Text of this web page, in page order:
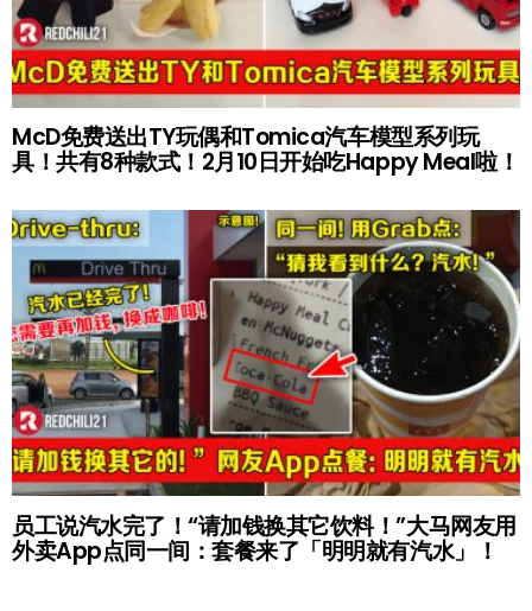
McD免费送出TY玩偶和Tomica汽车模型系列玩
具！共有8种款式！2月10日开始吃Happy Meal啦！
员工说汽水完了！“请加钱换其它饮料！”大马网友用
外卖App点同一间：套餐来了「明明就有汽水」！